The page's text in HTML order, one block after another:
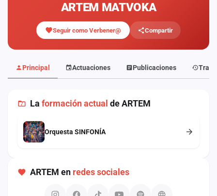
ARTEM MATVOKA
Seguir como Verbener@ Compartir
Principal Actuaciones Publicaciones
La formación actual de ARTEM
Orquesta SINFONÍA
ARTEM en redes sociales
Rankings
Anuncios
Iniciar
Crear
cuenta